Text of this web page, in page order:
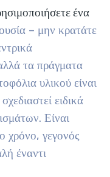
ένα
– μην κρατάτε
τα πράγματα
υλικού είναι
ειδικά
Είναι
χρόνο, γεγονός
έναντι